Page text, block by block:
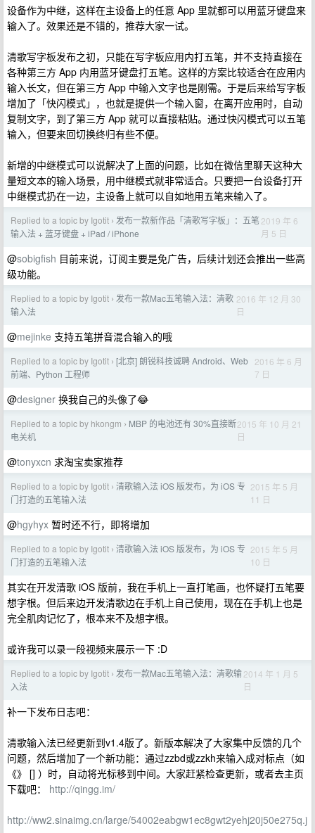
设备作为中继，这样在主设备上的任意 App 里就都可以用蓝牙键盘来
输入了。效果还是不错的，推荐大家一试。
清歌写字板发布之初，只能在写字板应用内打五笔，并不支持直接在
各种第三方 App 内用蓝牙键盘打五笔。这样的方案比较适合在应用内
输入长文，但在第三方 App 中输入文字也是刚需。于是后来给写字板
增加了「快闪模式」，也就是提供一个输入窗，在离开应用时，自动
复制文字，到了第三方 App 就可以直接粘贴。通过快闪模式可以五笔
输入，但要来回切换终归有些不便。
新增的中继模式可以说解决了上面的问题，比如在微信里聊天这种大
量短文本的输入场景，用中继模式就非常适合。只要把一台设备打开
中继模式扔在一边，主设备上就可以自如地用五笔来输入了。
Replied to a topic by Igotit › 发布一款新作品「清歌写字板」：五笔
输入法 + 蓝牙键盘 + iPad / iPhone
2019 年 6
月 5 日
@sobigfish 目前来说，订阅主要是免广告，后续计划还会推出一些高
级功能。
Replied to a topic by Igotit › 发布一款Mac五笔输入法：清歌
输入法
2016 年 12 月 30
日
@mejinke 支持五笔拼音混合输入的哦
Replied to a topic by Igotit › [北京] 朗锐科技诚聘 Android、Web
前端、Python 工程师
2016 年 6 月
7 日
@designer 换我自己的头像了😂
Replied to a topic by hkongm › MBP 的电池还有 30%直接断
电关机
2015 年 10 月 21
日
@tonyxcn 求淘宝卖家推荐
Replied to a topic by Igotit › 清歌输入法 iOS 版发布，为 iOS 专
门打造的五笔输入法
2015 年 5 月
11 日
@hgyhyx 暂时还不行，即将增加
Replied to a topic by Igotit › 清歌输入法 iOS 版发布，为 iOS 专
门打造的五笔输入法
2015 年 5 月
10 日
其实在开发清歌 iOS 版前，我在手机上一直打笔画，也怀疑打五笔要
想字根。但后来边开发清歌边在手机上自己使用，现在在手机上也是
完全肌肉记忆了，根本来不及想字根。
或许我可以录一段视频来展示一下 :D
Replied to a topic by Igotit › 发布一款Mac五笔输入法：清歌输
入法
2014 年 1 月 5
日
补一下发布日志吧：
清歌输入法已经更新到v1.4版了。新版本解决了大家集中反馈的几个
问题，然后增加了一个新功能：通过zzbd或zzkh来输入成对标点（如
《》 [] ）时，自动将光标移到中间。大家赶紧检查更新，或者去主页
下载吧： http://qingg.im/
http://ww2.sinaimg.cn/large/54002eabgw1ec8gwt2yehj20j50e275q.j